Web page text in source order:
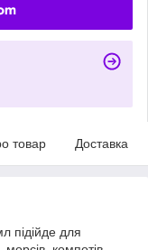
товар Доставка
підійде для